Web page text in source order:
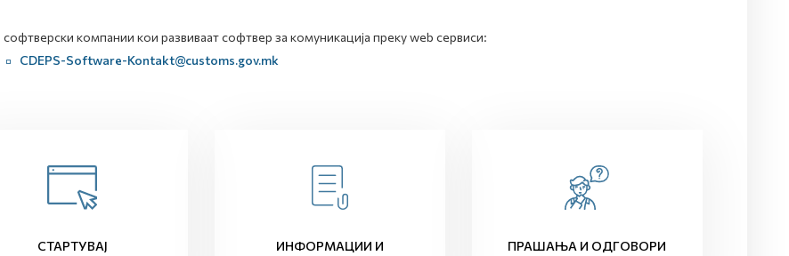
софтверски компании кои развиваат софтвер за комуникација преку web сервиси:
CDEPS-Software-Kontakt@customs.gov.mk
СТАРТУВАЈ
ИНФОРМАЦИИ И
ПРАШАЊА И ОДГОВОРИ